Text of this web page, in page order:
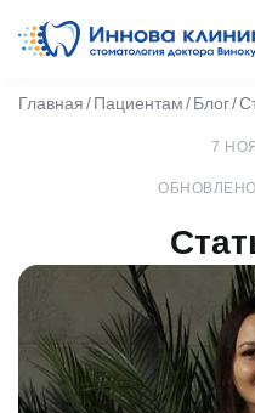
Главная Пациентам Блог
7